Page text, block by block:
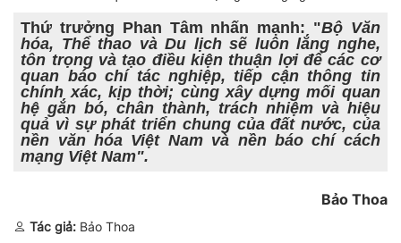
Thứ trưởng Phan Tâm nhấn mạnh: "Bộ Văn
hóa, Thể thao và Du lịch sẽ luôn lắng nghe,
tôn trọng và tạo điều kiện thuận lợi để các cơ
quan báo chí tác nghiệp, tiếp cận thông tin
chính xác, kịp thời; cùng xây dựng mối quan
hệ gắn bó, chân thành, trách nhiệm và hiệu
quả vì sự phát triển chung của đất nước, của
nền văn hóa Việt Nam và nền báo chí cách
mạng Việt Nam".
Bảo Thoa
Tác giả: Bảo Thoa